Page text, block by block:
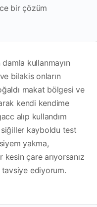
bir çözüm
kullanmayın
bilakis onların
makat bölgesi ve
kendi kendime
alıp kullandım
kayboldu test
yakma,
çare arıyorsanız
ediyorum.